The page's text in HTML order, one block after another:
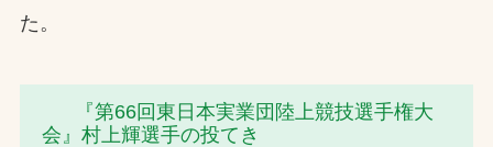
ソーシャルメディアポリシー
た。
『第66回東日本実業団陸上競技選手権大
会』村上輝選手の投てき